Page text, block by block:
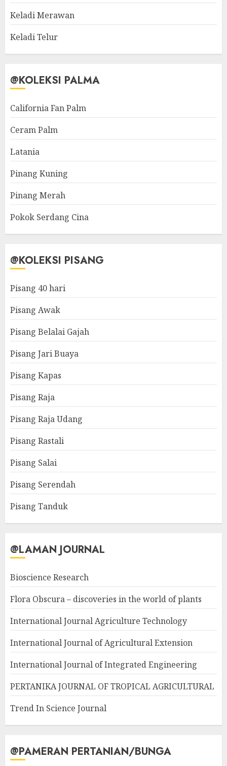
Keladi Merawan
Keladi Telur
@KOLEKSI PALMA
California Fan Palm
Ceram Palm
Latania
Pinang Kuning
Pinang Merah
Pokok Serdang Cina
@KOLEKSI PISANG
Pisang 40 hari
Pisang Awak
Pisang Belalai Gajah
Pisang Jari Buaya
Pisang Kapas
Pisang Raja
Pisang Raja Udang
Pisang Rastali
Pisang Salai
Pisang Serendah
Pisang Tanduk
@LAMAN JOURNAL
Bioscience Research
Flora Obscura – discoveries in the world of plants
International Journal Agriculture Technology
International Journal of Agricultural Extension
International Journal of Integrated Engineering
PERTANIKA JOURNAL OF TROPICAL AGRICULTURAL
Trend In Science Journal
@PAMERAN PERTANIAN/BUNGA